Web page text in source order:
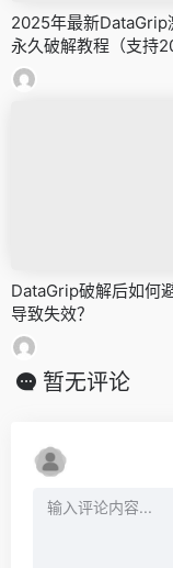
2025年最新DataGrip
永久破解教程（支持
DataGrip破解后如何
导致失效？
暂无评论